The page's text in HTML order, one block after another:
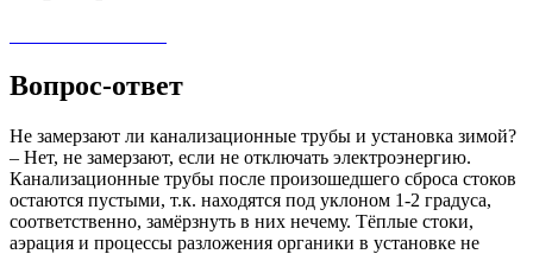
Вопрос-ответ
Не замерзают ли канализационные трубы и установка зимой?
– Нет, не замерзают, если не отключать электроэнергию.
Канализационные трубы после произошедшего сброса стоков
остаются пустыми, т.к. находятся под уклоном 1-2 градуса,
соответственно, замёрзнуть в них нечему. Тёплые стоки,
аэрация и процессы разложения органики в установке не